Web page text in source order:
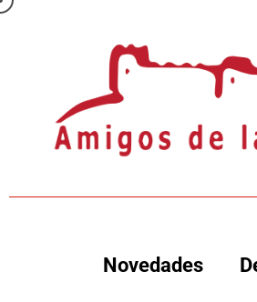
Novedades